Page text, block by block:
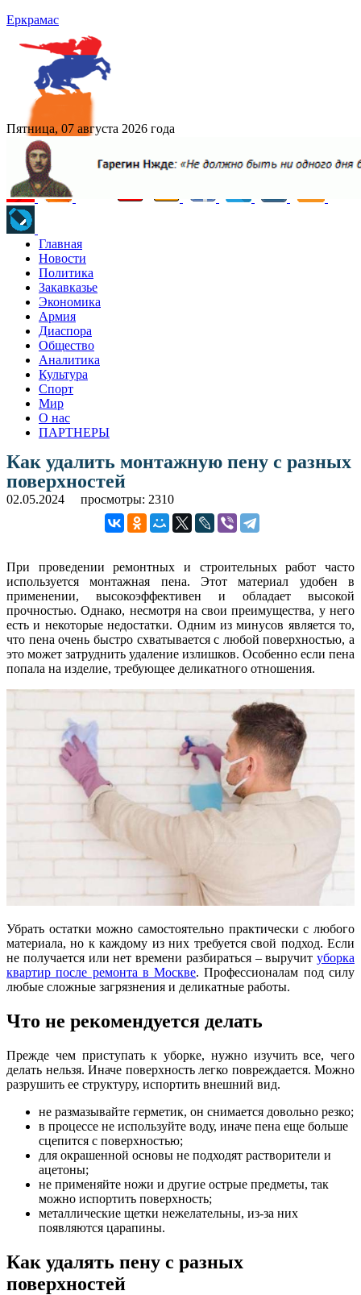
Еркрамас
Пятница, 07 августа 2026 года
Главная
Новости
Политика
Закавказье
Экономика
Армия
Диаспора
Общество
Аналитика
Культура
Спорт
Мир
О нас
ПАРТНЕРЫ
Как удалить монтажную пену с разных
поверхностей
02.05.2024 просмотры: 2310
При проведении ремонтных и строительных работ часто
используется монтажная пена. Этот материал удобен в
применении, высокоэффективен и обладает высокой
прочностью. Однако, несмотря на свои преимущества, у него
есть и некоторые недостатки. Одним из минусов является то,
что пена очень быстро схватывается с любой поверхностью, а
это может затруднить удаление излишков. Особенно если пена
попала на изделие, требующее деликатного отношения.
Убрать остатки можно самостоятельно практически с любого
материала, но к каждому из них требуется свой подход. Если
не получается или нет времени разбираться – выручит уборка
квартир после ремонта в Москве. Профессионалам под силу
любые сложные загрязнения и деликатные работы.
Что не рекомендуется делать
Прежде чем приступать к уборке, нужно изучить все, чего
делать нельзя. Иначе поверхность легко повреждается. Можно
разрушить ее структуру, испортить внешний вид.
не размазывайте герметик, он снимается довольно резко;
в процессе не используйте воду, иначе пена еще больше
сцепится с поверхностью;
для окрашенной основы не подходят растворители и
ацетоны;
не применяйте ножи и другие острые предметы, так
можно испортить поверхность;
металлические щетки нежелательны, из-за них
появляются царапины.
Как удалять пену с разных
поверхностей